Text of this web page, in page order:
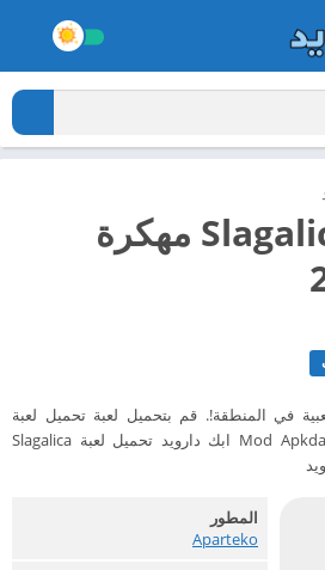
تحميل لعبة Slagalica مهكرة
في المنطقة!. قم بتحميل لعبة تحميل لعبة
Slagalica الآن مجاناً من Mod Apkdaroid ابك دارويد تحميل لعبة Slagalica
المطور
Aparteko‏